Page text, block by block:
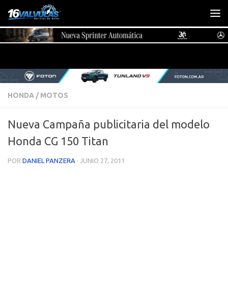
Saltar al contenido
HONDA / MOTOS
Nueva Campaña publicitaria del modelo
Honda CG 150 Titan
POR DANIEL PANZERA · JUNIO 27, 2011